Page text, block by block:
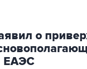
о
ЕАЭС